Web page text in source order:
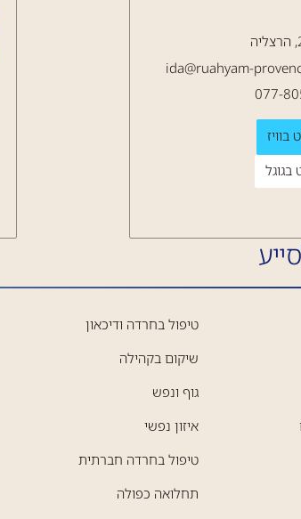
ida@ruahyam-
077-
בוויז
בגוגל
טיפול בחרדה ודיכאון
שיקום בקהילה
גוף ונפש
איזון נפשי
טיפול בחרדה חברתית
תחלואה כפולה